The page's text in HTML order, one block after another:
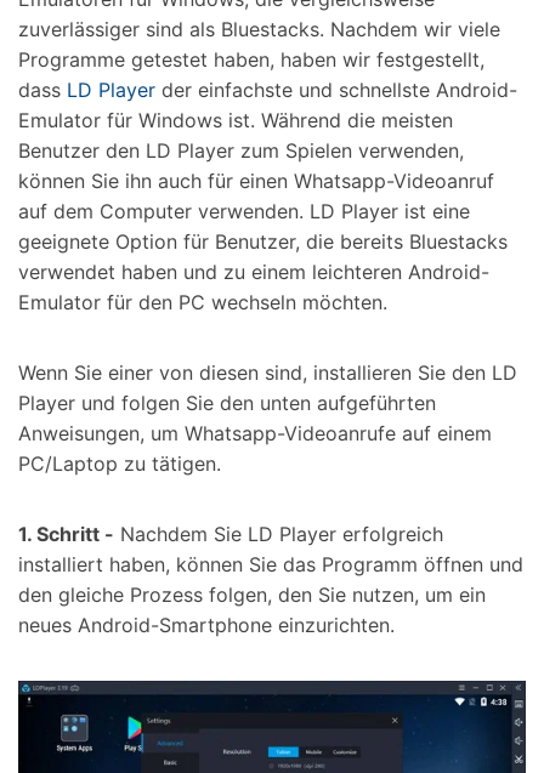
zuverlässiger sind als Bluestacks. Nachdem wir viele
Programme getestet haben, haben wir festgestellt,
dass LD Player der einfachste und schnellste Android-
Emulator für Windows ist. Während die meisten
Benutzer den LD Player zum Spielen verwenden,
können Sie ihn auch für einen Whatsapp-Videoanruf
auf dem Computer verwenden. LD Player ist eine
geeignete Option für Benutzer, die bereits Bluestacks
verwendet haben und zu einem leichteren Android-
Emulator für den PC wechseln möchten.
Wenn Sie einer von diesen sind, installieren Sie den LD
Player und folgen Sie den unten aufgeführten
Anweisungen, um Whatsapp-Videoanrufe auf einem
PC/Laptop zu tätigen.
1. Schritt - Nachdem Sie LD Player erfolgreich
installiert haben, können Sie das Programm öffnen und
den gleiche Prozess folgen, den Sie nutzen, um ein
neues Android-Smartphone einzurichten.